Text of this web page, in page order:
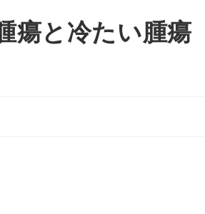
瘍と冷たい腫瘍